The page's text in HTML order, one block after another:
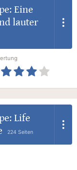
Eine
lauter
Life
224 Seiten